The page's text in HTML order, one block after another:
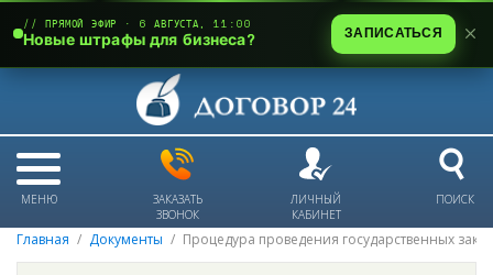
МЕНЮ
ЗАКАЗАТЬ
ЗВОНОК
ЛИЧНЫЙ
КАБИНЕТ
ПОИСК
Главная Документы Процедура проведения государственных
// ПРЯМОЙ ЭФИР · 6 АВГУСТА, 11:00
Новые штрафы для бизнеса? ЗАПИСАТЬСЯ